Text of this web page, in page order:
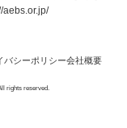
aebs.or.jp/
バシーポリシー会社概要
rights reserved.